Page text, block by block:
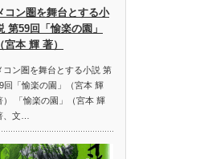
コン圏を舞台とする小
第59回「愉楽の園」
（宮本 輝 著）
コン圏を舞台とする小説 第
回「愉楽の園」（宮本 輝
） 「愉楽の園」（宮本 輝
、文…